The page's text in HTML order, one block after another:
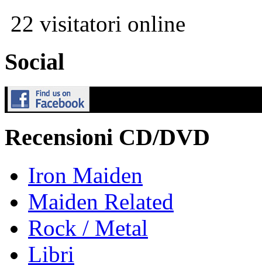
22 visitatori online
Social
Recensioni CD/DVD
Iron Maiden
Maiden Related
Rock / Metal
Libri